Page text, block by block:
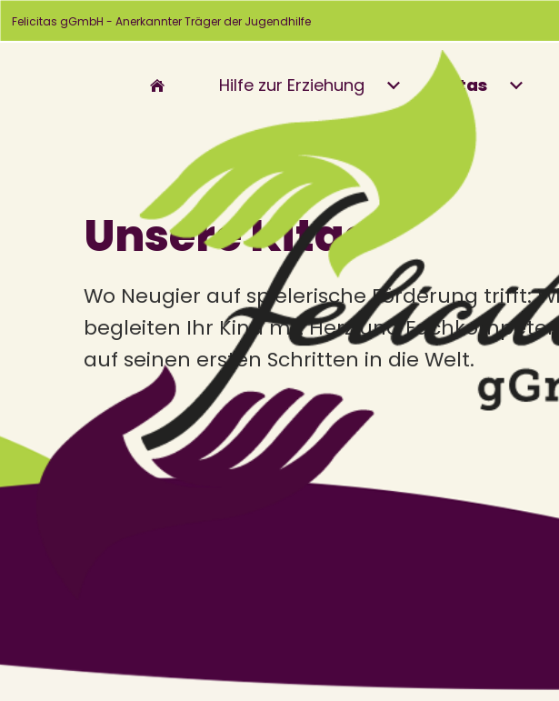
Felicitas gGmbH - Anerkannter Träger der Jugendhilfe
Hilfe zur Erziehung Kitas
Unsere Kitas
Wo Neugier auf spielerische Förderung trifft:
begleiten Ihr Kind mit Herz und
auf seinen ersten Schritten in die Welt.